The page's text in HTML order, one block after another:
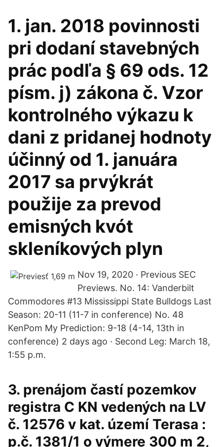
1. jan. 2018 povinnosti
pri dodaní stavebných
prác podľa § 69 ods. 12
písm. j) zákona č. Vzor
kontrolného výkazu k
dani z pridanej hodnoty
účinný od 1. januára
2017 sa prvýkrát
použije za prevod
emisných kvót
skleníkových plyn
Nov 19, 2020 · Previous SEC
Previews. No. 14: Vanderbilt
Commodores #13 Mississippi State Bulldogs Last
Season: 20-11 (11-7 in conference) No. 48
KenPom My Prediction: 9-18 (4-14, 13th in
conference) 2 days ago · Second Leg: March 18,
1:55 p.m.
3. prenájom častí pozemkov
registra C KN vedených na LV
č. 12576 v kat. území Terasa :
p.č. 1381/1 o výmere 300 m 2,